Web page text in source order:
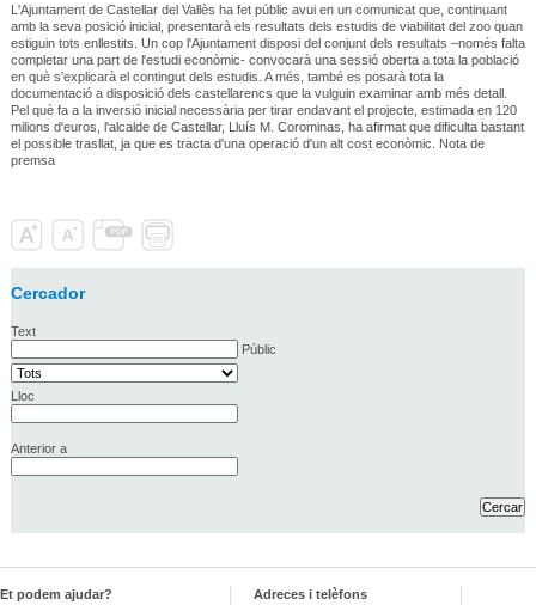
L'Ajuntament de Castellar del Vallès ha fet públic avui en un comunicat que, continuant
amb la seva posició inicial, presentarà els resultats dels estudis de viabilitat del zoo quan
estiguin tots enllestits. Un cop l'Ajuntament disposi del conjunt dels resultats –només falta
completar una part de l'estudi econòmic- convocarà una sessió oberta a tota la població
en què s'explicarà el contingut dels estudis. A més, també es posarà tota la
documentació a disposició dels castellarencs que la vulguin examinar amb més detall.
Pel què fa a la inversió inicial necessària per tirar endavant el projecte, estimada en 120
milions d'euros, l'alcalde de Castellar, Lluís M. Corominas, ha afirmat que dificulta bastant
el possible trasllat, ja que es tracta d'una operació d'un alt cost econòmic. Nota de
premsa
Cercador
Text
Públic
Lloc
Anterior a
Et podem ajudar?
Adreces i telèfons